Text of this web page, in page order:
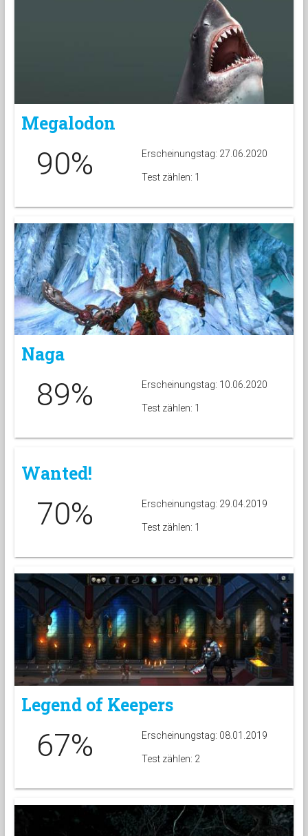
Megalodon
90% Erscheinungstag: 27.06.2020
Test zählen: 1
Naga
89% Erscheinungstag: 10.06.2020
Test zählen: 1
Wanted!
70% Erscheinungstag: 29.04.2019
Test zählen: 1
Legend of Keepers
67% Erscheinungstag: 08.01.2019
Test zählen: 2